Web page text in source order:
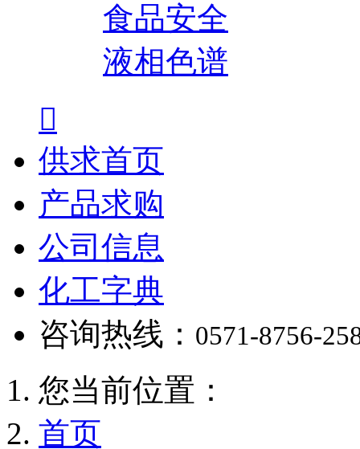
食品安全
液相色谱

供求首页
产品求购
公司信息
化工字典
咨询热线： 0571-8756-
您当前位置：
首页